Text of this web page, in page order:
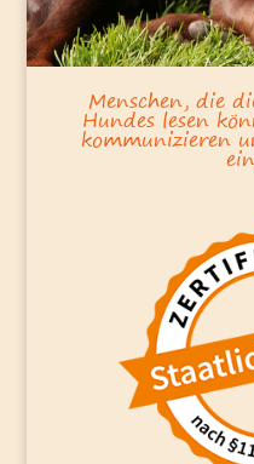
Menschen, die
Hundes lesen
kommunizieren